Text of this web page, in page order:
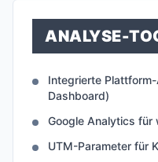
ANALYSE-
Integrierte
Dashboard)
Google Analytics für
UTM-Parameter für